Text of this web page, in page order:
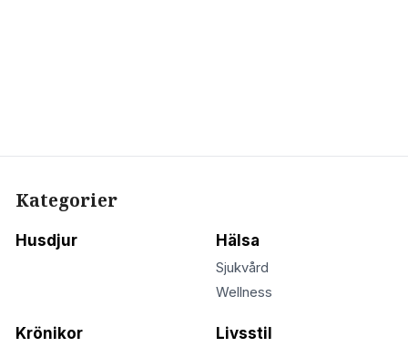
Kategorier
Husdjur Hälsa
Sjukvård
Wellness
Krönikor Livsstil